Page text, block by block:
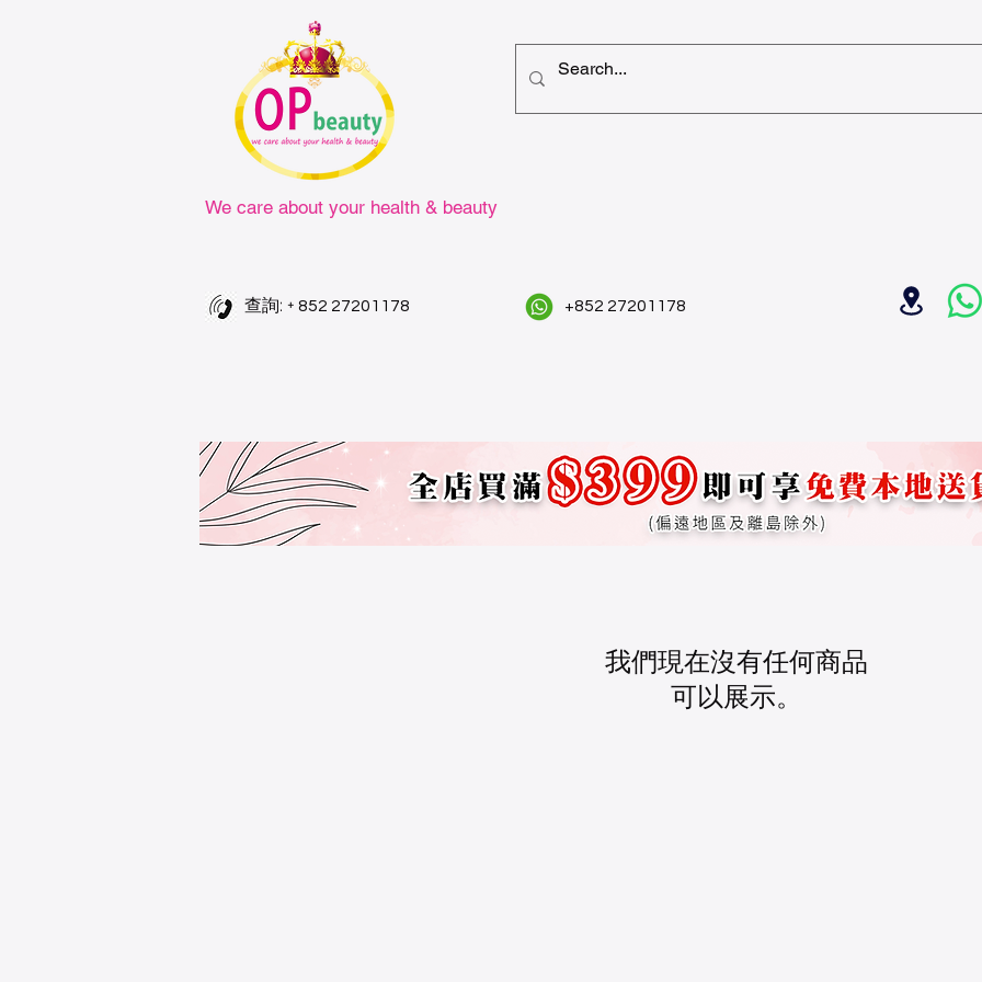
We care about your health & beauty
查詢: + 852 27201178 +852 27201178
我們現在沒有任何商品
可以展示。